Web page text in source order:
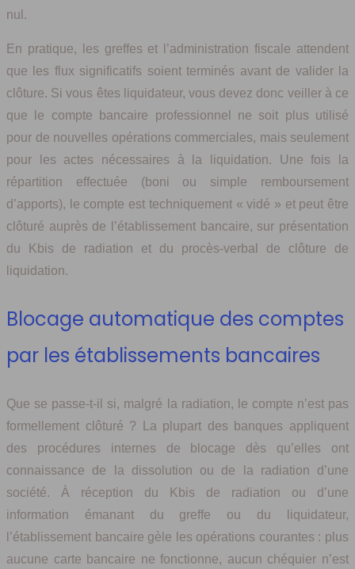
nul.
En pratique, les greffes et l’administration fiscale attendent
que les flux significatifs soient terminés avant de valider la
clôture. Si vous êtes liquidateur, vous devez donc veiller à ce
que le compte bancaire professionnel ne soit plus utilisé
pour de nouvelles opérations commerciales, mais seulement
pour les actes nécessaires à la liquidation. Une fois la
répartition effectuée (boni ou simple remboursement
d’apports), le compte est techniquement « vidé » et peut être
clôturé auprès de l’établissement bancaire, sur présentation
du Kbis de radiation et du procès-verbal de clôture de
liquidation.
Blocage automatique des comptes
par les établissements bancaires
Que se passe-t-il si, malgré la radiation, le compte n’est pas
formellement clôturé ? La plupart des banques appliquent
des procédures internes de blocage dès qu’elles ont
connaissance de la dissolution ou de la radiation d’une
société. À réception du Kbis de radiation ou d’une
information émanant du greffe ou du liquidateur,
l’établissement bancaire gèle les opérations courantes : plus
aucune carte bancaire ne fonctionne, aucun chéquier n’est